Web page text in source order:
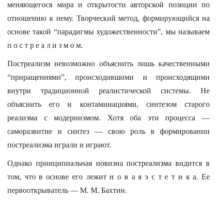
меняющегося мира и открытости авторской позиции по
отношению к нему. Творческий метод, формирующийся на
основе такой “парадигмы художественности”, мы называем
п о с т р е а л и з м о м.
Постреализм невозможно объяснить лишь качественными
“приращениями”, происходившими и происходящими
внутри традиционной реалистической системы. Не
объяснить его и контаминациями, синтезом старого
реализма с модернизмом. Хотя оба эти процесса —
саморазвитие и синтез — свою роль в формировании
постреализма играли и играют.
Однако принципиальная новизна постреализма видится в
том, что в основе его лежит н о в а я э с т е т и к а. Ее
первооткрыватель — М. М. Бахтин.